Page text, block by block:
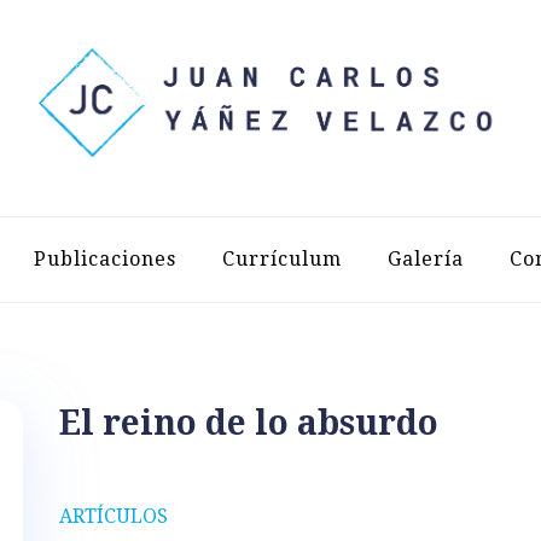
YÁÑEZ
Publicaciones Currículum Galería
ARTÍCULOS
El reino de lo absurdo